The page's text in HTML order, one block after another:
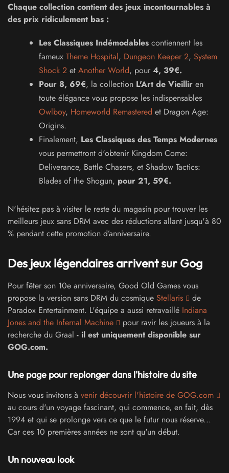
Chaque collection contient des jeux incontournables à
des prix ridiculement bas :
Les Classiques Indémodables contiennent les
fameux Theme Hospital, Dungeon Keeper 2, System
Shock 2 et Another World, pour 4, 39€.
Pour 8, 69€, la collection L'Art de Vieillir en
toute élégance vous propose les indispensables
Owlboy, Homeworld Remastered et Dragon Age:
Origins.
Finalement, Les Classiques des Temps Modernes
vous permettront d'obtenir Kingdom Come:
Deliverance, Battle Chasers, et Shadow Tactics:
Blades of the Shogun, pour 21, 59€.
N'hésitez pas à visiter le reste du magasin pour trouver les
meilleurs jeux sans DRM avec des réductions allant jusqu'à 80
% pendant cette promotion d’anniversaire.
Des jeux légendaires arrivent sur Gog
Pour fêter son 10e anniversaire, Good Old Games vous
propose la version sans DRM du cosmique Stellaris
de
Paradox Entertainment. L'équipe a aussi retravaillé Indiana
Jones and the Infernal Machine
pour ravir les joueurs à la
recherche du Graal - il est uniquement disponible sur
GOG.com.
Une page pour replonger dans l'histoire du site
Nous vous invitons à venir découvrir l'histoire de GOG.com
au cours d'un voyage fascinant, qui commence, en fait, dès
1994 et qui se prolonge vers ce que le futur nous réserve...
Car ces 10 premières années ne sont qu'un début.
Un nouveau look